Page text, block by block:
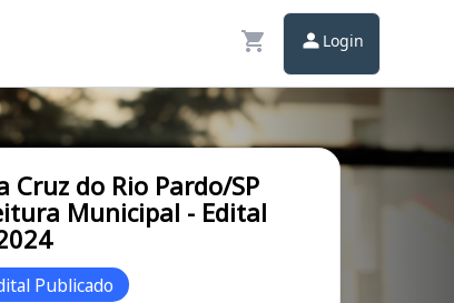
Login
Cruz do Rio Pardo/SP
Municipal - Edital
Publicado